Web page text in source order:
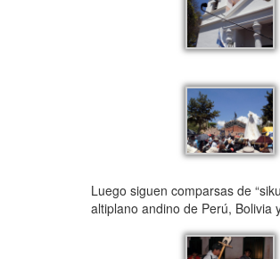
Luego siguen comparsas de
altiplano andino de Perú, Bolivia